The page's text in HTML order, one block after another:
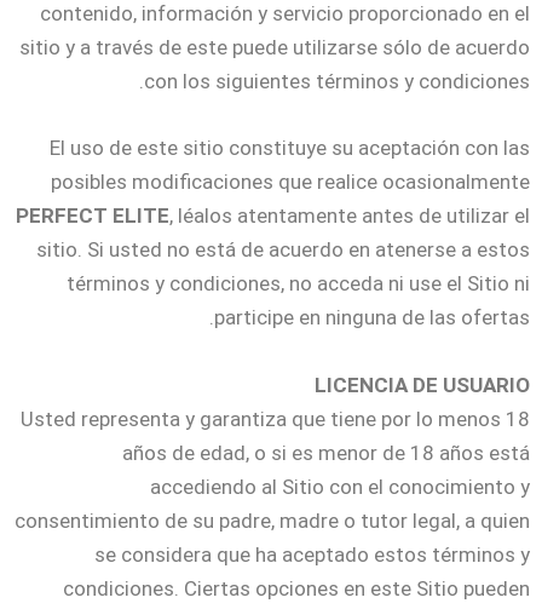
contenido, información y servicio proporcionado en el
sitio y a través de este puede utilizarse sólo de acuerdo
con los siguientes términos y condiciones.
El uso de este sitio constituye su aceptación con las
posibles modificaciones que realice ocasionalmente
PERFECT ELITE, léalos atentamente antes de utilizar el
sitio. Si usted no está de acuerdo en atenerse a estos
términos y condiciones, no acceda ni use el Sitio ni
participe en ninguna de las ofertas.
LICENCIA DE USUARIO
Usted representa y garantiza que tiene por lo menos 18
años de edad, o si es menor de 18 años está
accediendo al Sitio con el conocimiento y
consentimiento de su padre, madre o tutor legal, a quien
se considera que ha aceptado estos términos y
condiciones. Ciertas opciones en este Sitio pueden